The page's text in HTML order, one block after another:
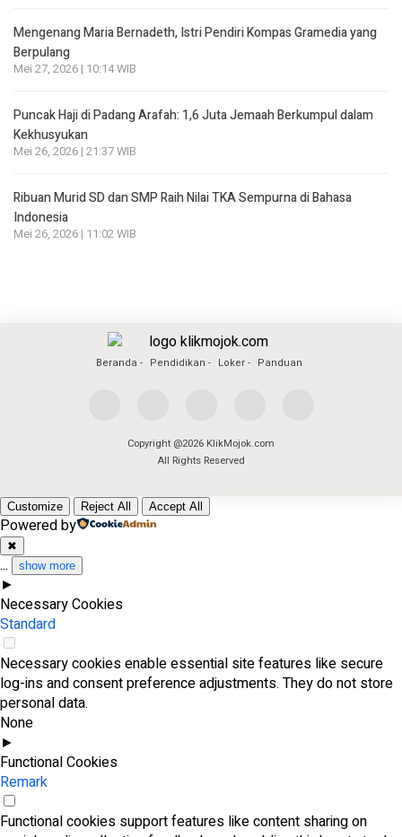
Mengenang Maria Bernadeth, Istri Pendiri Kompas Gramedia yang
Berpulang
Mei 27, 2026 | 10:14 WIB
Puncak Haji di Padang Arafah: 1,6 Juta Jemaah Berkumpul dalam
Kekhusyukan
Mei 26, 2026 | 21:37 WIB
Ribuan Murid SD dan SMP Raih Nilai TKA Sempurna di Bahasa
Indonesia
Mei 26, 2026 | 11:02 WIB
Beranda Pendidikan Loker Panduan
Copyright @2026 KlikMojok.com
All Rights Reserved
Customize Reject All Accept All
Powered by
✖
... show more
►
Necessary Cookies
Standard
Necessary cookies enable essential site features like secure
log-ins and consent preference adjustments. They do not store
personal data.
None
►
Functional Cookies
Remark
Functional cookies support features like content sharing on